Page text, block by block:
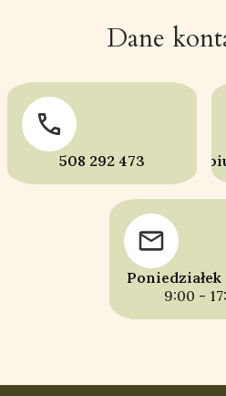
Dane
508 292 473
9:00 -